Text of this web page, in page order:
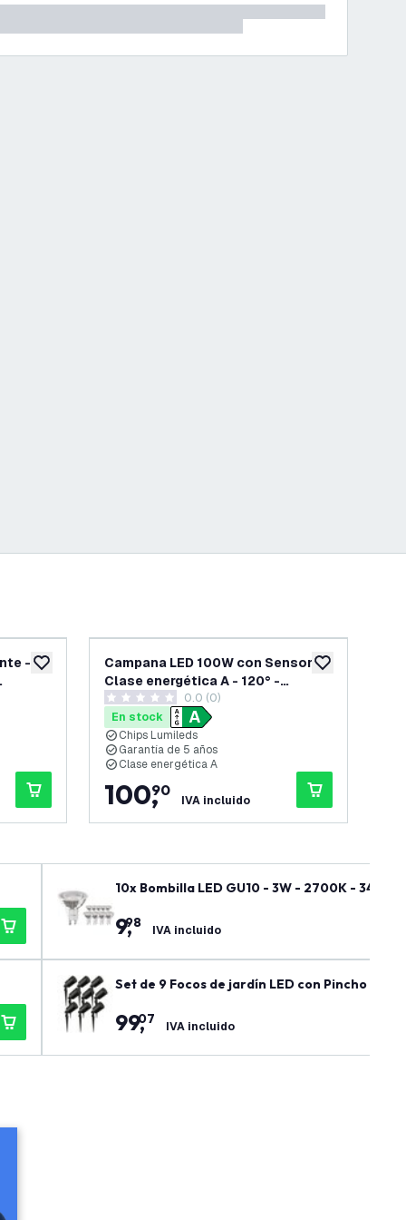
añadir a lista de deseos
-
añadir a lista
Campana LED 100W con Sensor -
Clase energética A - 120° -
192lm/W - 4000K - IP65 -
Regulable
0 estrellas de puntuación
0.0 (0)
En stock
Chips Lumileds
Garantía de 5 años
Clase energética A
100,
90
IVA incluido
10x Bombilla LED GU10 - 3W - 2700K - 345
9,
98 IVA incluido
Set de 9 Focos de jardín LED con Pincho -
99,
07 IVA incluido